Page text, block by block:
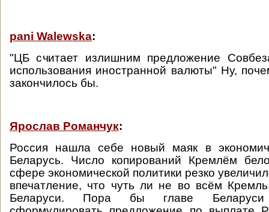
pani Walewska:
"ЦБ считает излишним предложение
использования иностранной валюты" Ну,
закончилось бы.
Ярослав Романчук:
Россия нашла себе новый маяк в
Беларусь. Число копирований Кремлём
сфере экономической политики резко
впечатление, что чуть ли не во всём
Беларуси. Пора бы главе